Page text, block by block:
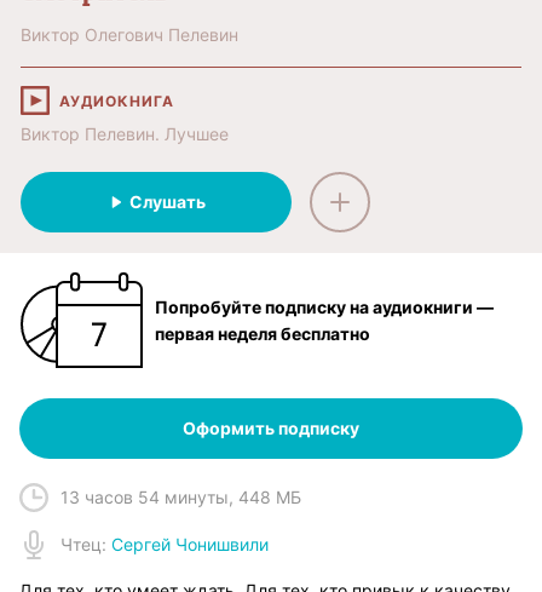
Виктор Олегович Пелевин
АУДИОКНИГА
Виктор Пелевин. Лучшее
Слушать
Попробуйте подписку на аудиокниги —
первая неделя бесплатно
Оформить подписку
13 часов 54 минуты, 448 МБ
Чтец: Сергей Чонишвили